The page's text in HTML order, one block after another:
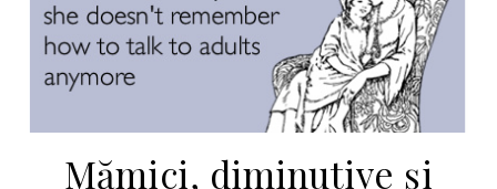
Mămici, diminutive și